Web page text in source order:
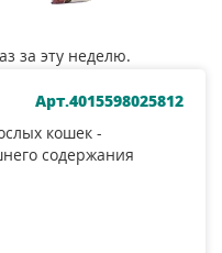
за эту неделю.
Арт.4015598025812
кошек -
содержания